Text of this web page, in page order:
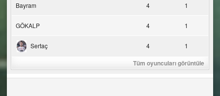
Bayram 4 1
GÖKALP 4 1
Sertaç 4 1
Tüm oyuncuları görüntüle